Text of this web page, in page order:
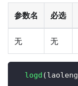
参数名 必选
无 无
logd (laoleng